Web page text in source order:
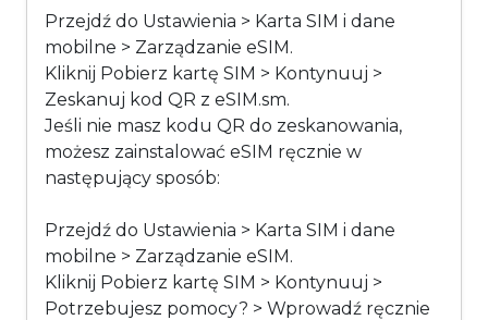
Przejdź do Ustawienia > Karta SIM i dane
mobilne > Zarządzanie eSIM.
Kliknij Pobierz kartę SIM > Kontynuuj >
Zeskanuj kod QR z eSIM.sm.
Jeśli nie masz kodu QR do zeskanowania,
możesz zainstalować eSIM ręcznie w
następujący sposób:
Przejdź do Ustawienia > Karta SIM i dane
mobilne > Zarządzanie eSIM.
Kliknij Pobierz kartę SIM > Kontynuuj >
Potrzebujesz pomocy? > Wprowadź ręcznie